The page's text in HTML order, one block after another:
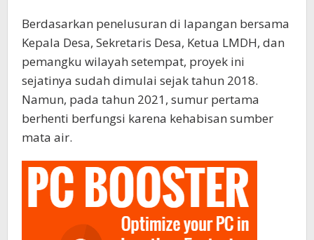
​Berdasarkan penelusuran di lapangan bersama
Kepala Desa, Sekretaris Desa, Ketua LMDH, dan
pemangku wilayah setempat, proyek ini
sejatinya sudah dimulai sejak tahun 2018.
Namun, pada tahun 2021, sumur pertama
berhenti berfungsi karena kehabisan sumber
mata air.